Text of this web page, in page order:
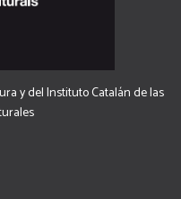
y del Instituto Catalán de las